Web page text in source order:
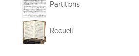
Partitions
Recueil